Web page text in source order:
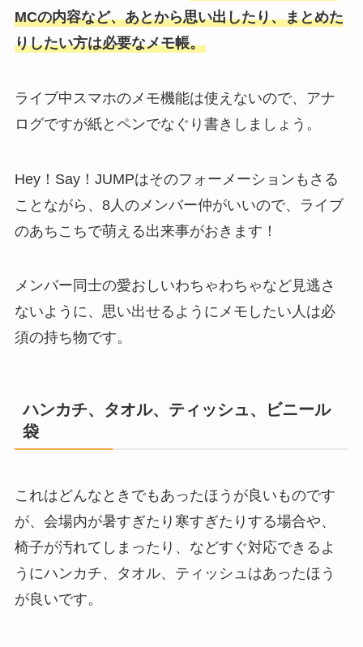
MCの内容など、あとから思い出したり、まとめた
りしたい方は必要なメモ帳。
ライブ中スマホのメモ機能は使えないので、アナ
ログですが紙とペンでなぐり書きしましょう。
Hey！Say！JUMPはそのフォーメーションもさる
ことながら、8人のメンバー仲がいいので、ライブ
のあちこちで萌える出来事がおきます！
メンバー同士の愛おしいわちゃわちゃなど見逃さ
ないように、思い出せるようにメモしたい人は必
須の持ち物です。
ハンカチ、タオル、ティッシュ、ビニール
袋
これはどんなときでもあったほうが良いものです
が、会場内が暑すぎたり寒すぎたりする場合や、
椅子が汚れてしまったり、などすぐ対応できるよ
うにハンカチ、タオル、ティッシュはあったほう
が良いです。